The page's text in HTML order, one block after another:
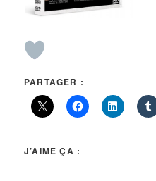
PARTAGER :
J’AIME ÇA :